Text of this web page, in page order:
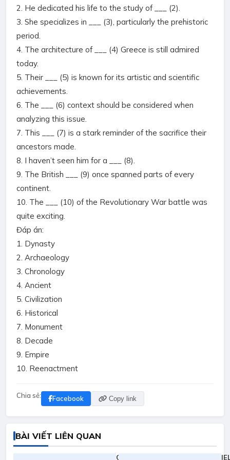
2. He dedicated his life to the study of ___ (2).
3. She specializes in ___ (3), particularly the prehistoric
period.
4. The architecture of ___ (4) Greece is still admired
today.
5. Their ___ (5) is known for its artistic and scientific
achievements.
6. The ___ (6) context should be considered when
analyzing this issue.
7. This ___ (7) is a stark reminder of the sacrifice their
ancestors made.
8. I haven’t seen him for a ___ (8).
9. The British ___ (9) once spanned parts of every
continent.
10. The ___ (10) of the Revolutionary War battle was
quite exciting.
Đáp án:
1. Dynasty
2. Archaeology
3. Chronology
4. Ancient
5. Civilization
6. Historical
7. Monument
8. Decade
9. Empire
10. Reenactment
Chia sẻ: Facebook Copy link
BÀI VIẾT LIÊN QUAN
Quy đổi